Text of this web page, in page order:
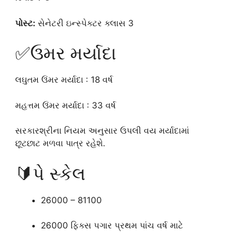
પોસ્ટ: સેનેટરી ઇન્સ્પેક્ટર ક્લાસ 3
✅ઉમર મર્યાદા
લઘુતમ ઉંમર મર્યાદા : 18 વર્ષ
મહત્તમ ઉંમર મર્યાદા : 33 વર્ષ
સરકારશ્રીના નિયમ અનુસાર ઉપલી વય મર્યાદામાં
છૂટછાટ મળવા પાત્ર રહેશે.
🔰પે સ્કેલ
26000 – 81100
26000 ફિક્સ પગાર પ્રથમ પાંચ વર્ષ માટે